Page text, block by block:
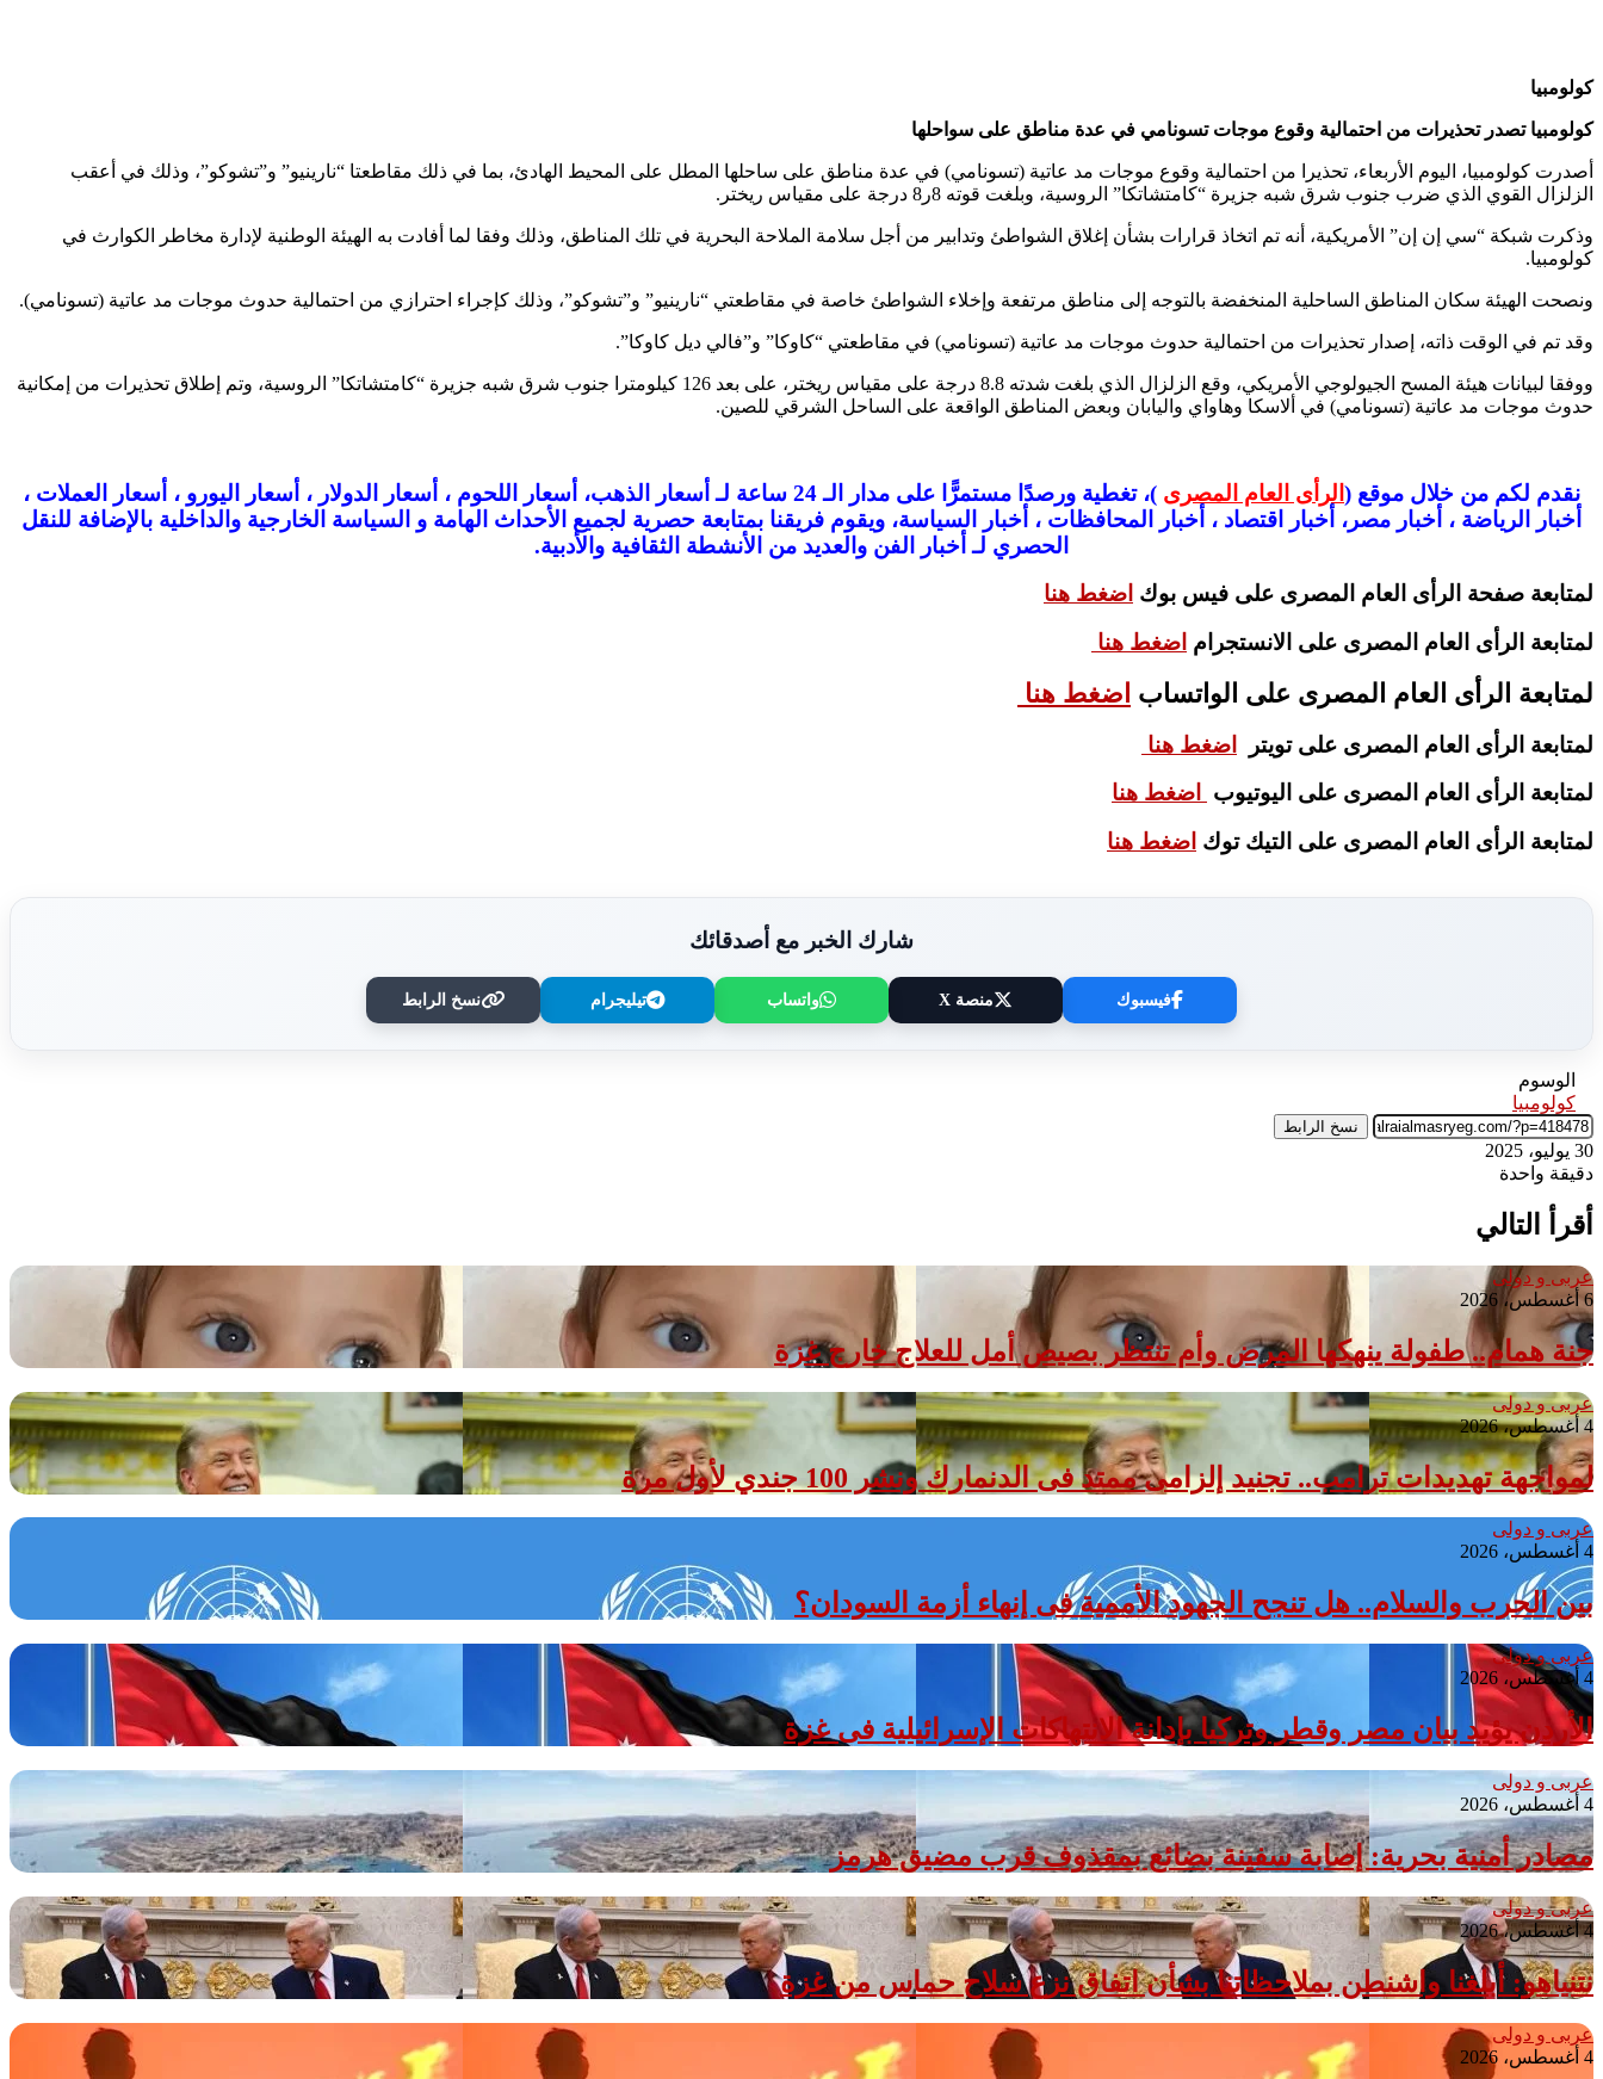
كولومبيا
كولومبيا تصدر تحذيرات من احتمالية وقوع موجات تسونامي في عدة مناطق على سواحلها
أصدرت كولومبيا، اليوم الأربعاء، تحذيرا من احتمالية وقوع موجات مد عاتية (تسونامي) في عدة مناطق على ساحلها المطل على المحيط الهادئ، بما في ذلك مقاطعتا “نارينيو” و”تشوكو”، وذلك في أعقب
الزلزال القوي الذي ضرب جنوب شرق شبه جزيرة “كامتشاتكا” الروسية، وبلغت قوته 8ر8 درجة على مقياس ريختر.
وذكرت شبكة “سي إن إن” الأمريكية، أنه تم اتخاذ قرارات بشأن إغلاق الشواطئ وتدابير من أجل سلامة الملاحة البحرية في تلك المناطق، وذلك وفقا لما أفادت به الهيئة الوطنية لإدارة مخاطر الكوارث في
كولومبيا.
ونصحت الهيئة سكان المناطق الساحلية المنخفضة بالتوجه إلى مناطق مرتفعة وإخلاء الشواطئ خاصة في مقاطعتي “نارينيو” و”تشوكو”، وذلك كإجراء احترازي من احتمالية حدوث موجات مد عاتية (تسونامي).
وقد تم في الوقت ذاته، إصدار تحذيرات من احتمالية حدوث موجات مد عاتية (تسونامي) في مقاطعتي “كاوكا” و”فالي ديل كاوكا”.
ووفقا لبيانات هيئة المسح الجيولوجي الأمريكي، وقع الزلزال الذي بلغت شدته 8.8 درجة على مقياس ريختر، على بعد 126 كيلومترا جنوب شرق شبه جزيرة “كامتشاتكا” الروسية، وتم إطلاق تحذيرات من إمكانية
حدوث موجات مد عاتية (تسونامي) في ألاسكا وهاواي واليابان وبعض المناطق الواقعة على الساحل الشرقي للصين.
نقدم لكم من خلال موقع ( الرأى العام المصرى
)، تغطية ورصدًا مستمرًّا على مدار الـ 24 ساعة لـ أسعار الذهب، أسعار اللحوم ، أسعار الدولار ، أسعار اليورو ، أسعار العملات ،
أخبار الرياضة ، أخبار مصر، أخبار اقتصاد ، أخبار المحافظات ، أخبار السياسة، ويقوم فريقنا بمتابعة حصرية لجميع الأحداث الهامة و السياسة الخارجية والداخلية بالإضافة للنقل
الحصري لـ أخبار الفن والعديد من الأنشطة الثقافية والأدبية.
لمتابعة صفحة الرأى العام المصرى على فيس بوك اضغط هنا
لمتابعة الرأى العام المصرى على الانستجرام اضغط هنا
لمتابعة الرأى العام المصرى على الواتساب اضغط هنا
لمتابعة الرأى العام المصرى على تويتر
اضغط هنا
لمتابعة الرأى العام المصرى على اليوتيوب
اضغط هنا
لمتابعة الرأى العام المصرى على التيك توك اضغط هنا
شارك الخبر مع أصدقائك
فيسبوك منصة X واتساب تيليجرام نسخ الرابط
الوسوم
كولومبيا
نسخ الرابط
30 يوليو، 2025
دقيقة واحدة
أقرأ التالي
عربى و دولى
6 أغسطس، 2026
جنة همام.. طفولة ينهكها المرض وأم تنتظر بصيص أمل للعلاج خارج غزة
عربى و دولى
4 أغسطس، 2026
لمواجهة تهديدات ترامب.. تجنيد إلزامى ممتد فى الدنمارك ونشر 100 جندي لأول مرة
عربى و دولى
4 أغسطس، 2026
بين الحرب والسلام.. هل تنجح الجهود الأممية فى إنهاء أزمة السودان؟
عربى و دولى
4 أغسطس، 2026
الأردن يؤيد بيان مصر وقطر وتركيا بإدانة الانتهاكات الإسرائيلية فى غزة
عربى و دولى
4 أغسطس، 2026
مصادر أمنية بحرية: إصابة سفينة بضائع بمقذوف قرب مضيق هرمز
عربى و دولى
4 أغسطس، 2026
نتنياهو: أبلغنا واشنطن بملاحظاتنا بشأن اتفاق نزع سلاح حماس من غزة
عربى و دولى
4 أغسطس، 2026